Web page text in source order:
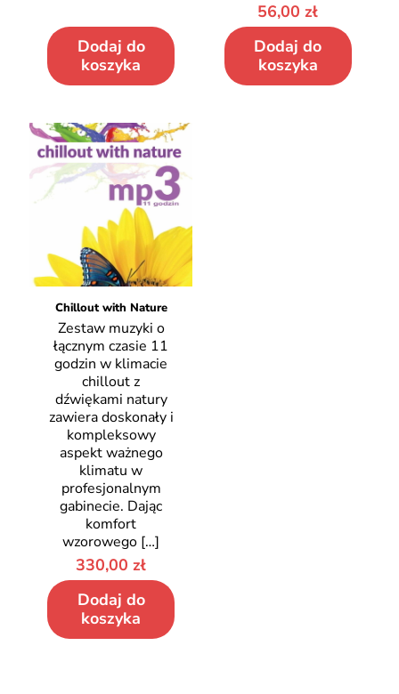
Dodaj do
koszyka
56,00zł
Dodaj do
koszyka
Chillout with Nature
Zestaw muzyki o
łącznym czasie 11
godzin w klimacie
chillout z
dźwiękami natury
zawiera doskonały i
kompleksowy
aspekt ważnego
klimatu w
profesjonalnym
gabinecie. Dając
komfort
wzorowego […]
330,00zł
Dodaj do
koszyka